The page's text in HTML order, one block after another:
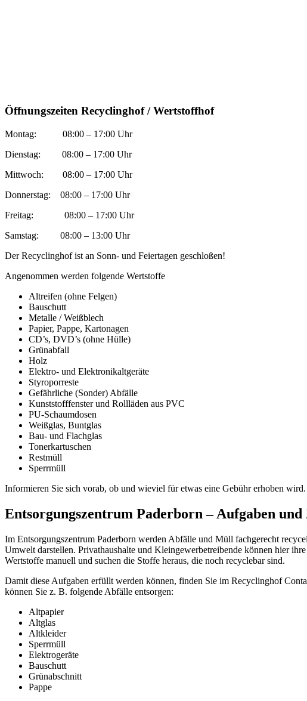
Öffnungszeiten Recyclinghof / Wertstoffhof
Montag: 08:00 – 17:00 Uhr
Dienstag: 08:00 – 17:00 Uhr
Mittwoch: 08:00 – 17:00 Uhr
Donnerstag: 08:00 – 17:00 Uhr
Freitag: 08:00 – 17:00 Uhr
Samstag: 08:00 – 13:00 Uhr
Der Recyclinghof ist an Sonn- und Feiertagen geschloßen!
Angenommen werden folgende Wertstoffe
Altreifen (ohne Felgen)
Bauschutt
Metalle / Weißblech
Papier, Pappe, Kartonagen
CD’s, DVD’s (ohne Hülle)
Grünabfall
Holz
Elektro- und Elektronikaltgeräte
Styroporreste
Gefährliche (Sonder) Abfälle
Kunststofffenster und Rollläden aus PVC
PU-Schaumdosen
Weißglas, Buntglas
Bau- und Flachglas
Tonerkartuschen
Restmüll
Sperrmüll
Informieren Sie sich vorab, ob und wieviel für etwas eine Gebühr erhoben wird.
Entsorgungszentrum Paderborn – Aufgaben
Im Entsorgungszentrum Paderborn werden Abfälle und Müll fachgerecht
Umwelt darstellen. Privathaushalte und Kleingewerbetreibende können hier
Wertstoffe manuell und suchen die Stoffe heraus, die noch recyclebar sind.
Damit diese Aufgaben erfüllt werden können, finden Sie im Recyclinghof
können Sie z. B. folgende Abfälle entsorgen:
Altpapier
Altglas
Altkleider
Sperrmüll
Elektrogeräte
Bauschutt
Grünabschnitt
Pappe